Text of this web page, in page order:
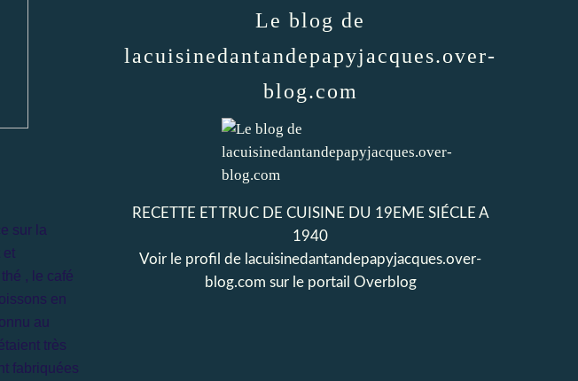
sur la
et
, le café
en
au
très
fabriquées
Le blog de
lacuisinedantandepapyjacques.over-
blog.com
RECETTE ET TRUC DE CUISINE DU 19EME SIÉCLE A
1940
Voir le profil de lacuisinedantandepapyjacques.over-
blog.com sur le portail Overblog